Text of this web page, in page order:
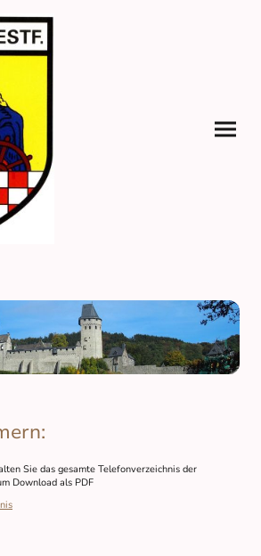
Sie das gesamte Telefonverzeichnis der
Download als PDF